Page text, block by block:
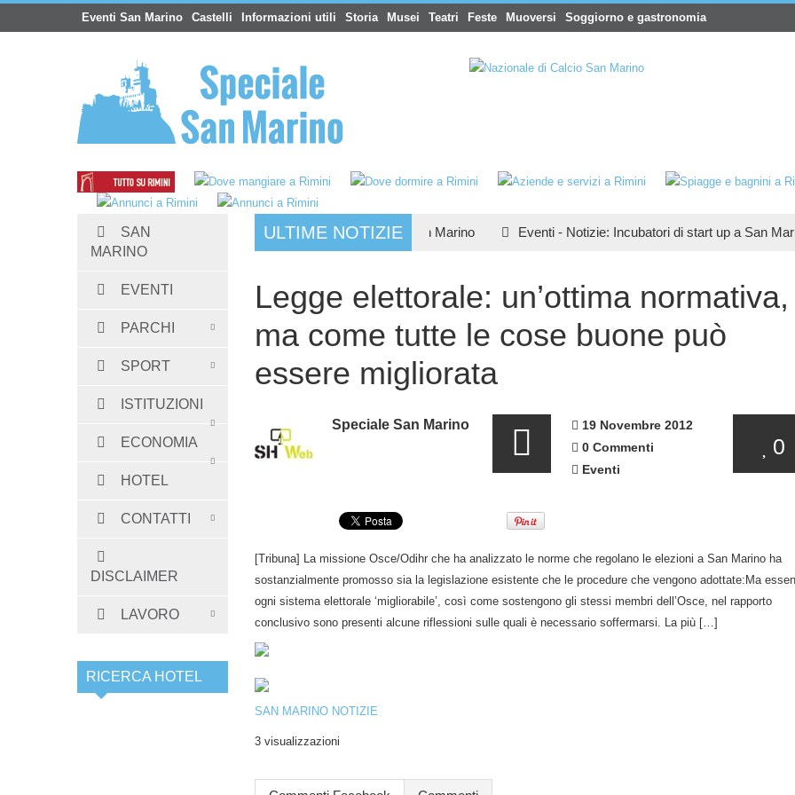
Eventi San Marino Castelli Informazioni utili Storia Musei Teatri Feste Muoversi Soggiorno e gastronomia
SAN
MARINO
EVENTI
PARCHI
SPORT
ISTITUZIONI
ECONOMIA
HOTEL
CONTATTI
DISCLAIMER
LAVORO
RICERCA HOTEL
ULTIME NOTIZIE
Hotel San Marino Albergo Dogana 3 stelle San Marino Eventi-Notizie:Incubatori di start up a San Marino
Legge elettorale: un’ottima normativa,
ma come tutte le cose buone può
essere migliorata
Speciale San Marino
19 Novembre 2012
0 Commenti
Eventi
0
[Tribuna] La missione Osce/Odihr che ha analizzato le norme che regolano le elezioni a San Marino ha
sostanzialmente promosso sia la legislazione esistente che le procedure che vengono adottate:Ma
ogni sistema elettorale ‘migliorabile’, così come sostengono gli stessi membri dell’Osce, nel rapporto
conclusivo sono presenti alcune riflessioni sulle quali è necessario soffermarsi. La più […]
SAN MARINO NOTIZIE
3 visualizzazioni